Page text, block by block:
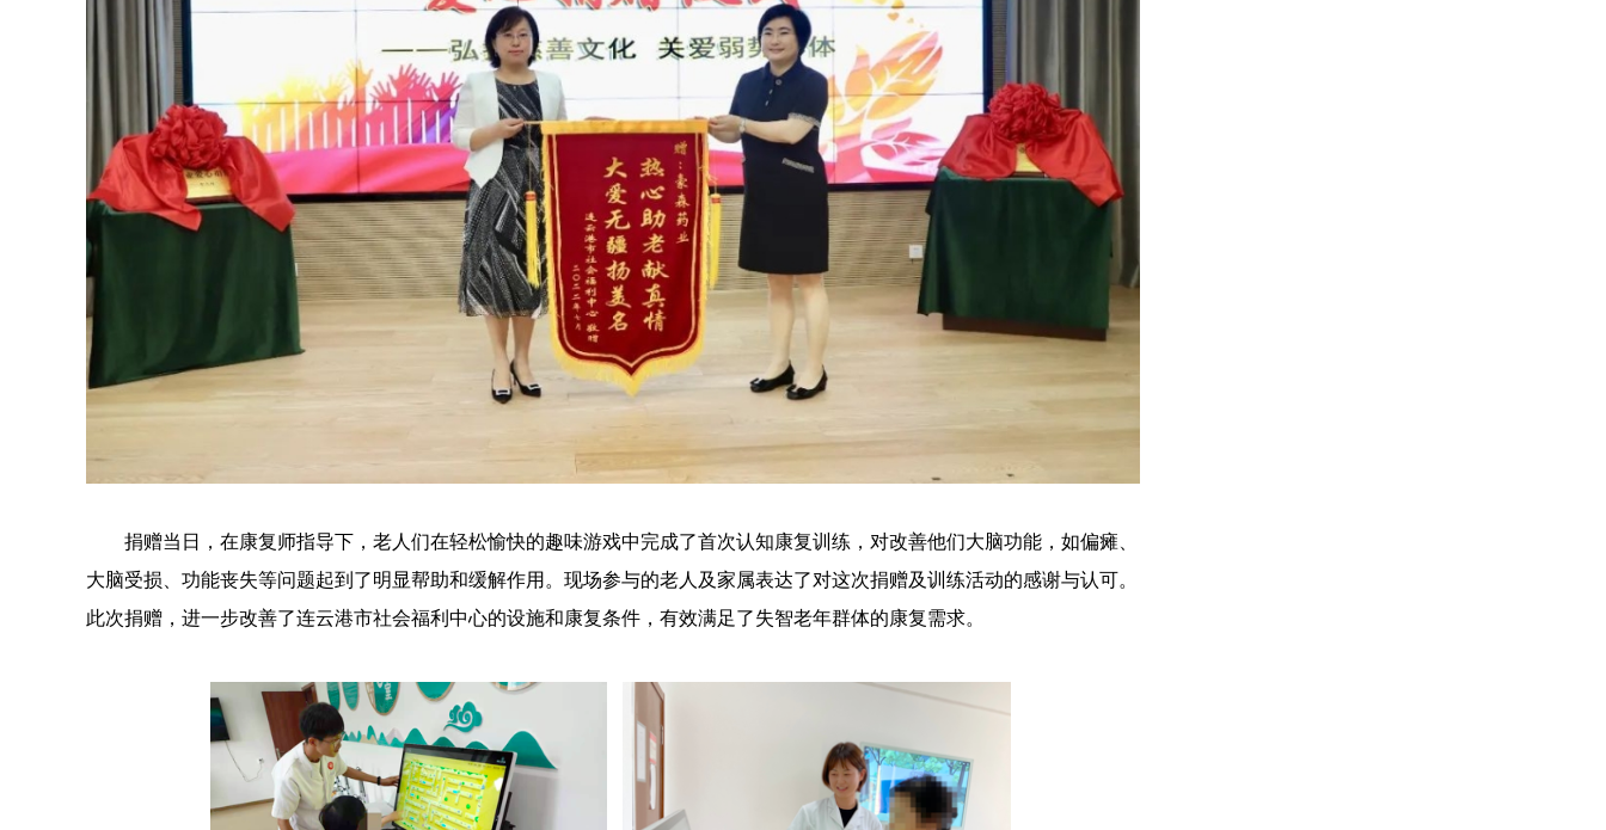
捐赠当日，在康复师指导下，老人们在轻松愉快的趣味游戏中完成了首次认知康复训练，对改善他们大脑功能，如偏瘫、
大脑受损、功能丧失等问题起到了明显帮助和缓解作用。现场参与的老人及家属表达了对这次捐赠及训练活动的感谢与认可。
此次捐赠，进一步改善了连云港市社会福利中心的设施和康复条件，有效满足了失智老年群体的康复需求。